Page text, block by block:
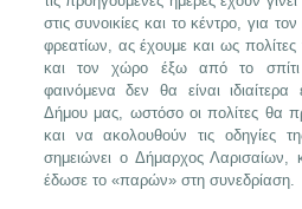
στις συνοικίες και το κέντρο, για
φρεατίων, ας έχουμε και ως
και τον χώρο έξω από το
φαινόμενα δεν θα είναι ιδιαίτερα
Δήμου μας, ωστόσο οι πολίτες θα
και να ακολουθούν τις οδηγίες
σημειώνει ο Δήμαρχος
έδωσε το «παρών» στη συνεδρίαση.